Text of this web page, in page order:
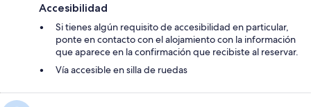
Accesibilidad
Si tienes algún requisito de accesibilidad en particular,
ponte en contacto con el alojamiento con la información
que aparece en la confirmación que recibiste al reservar.
Vía accesible en silla de ruedas